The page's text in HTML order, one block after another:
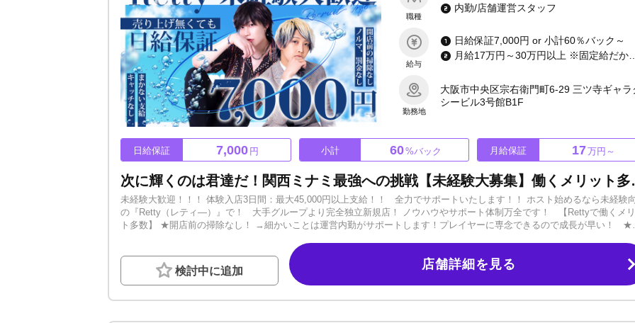
職種
内勤/店舗運営スタッフ
給与
日給保証7,000円 or 小計60％バック～
月給17万円～30万円
勤務地
大阪市中央区宗右衛門町6-29 三ツ寺ギャラ
シービル3号館B1F
日給保証 7,000 円 小計 60%バック 月給保証 17万円～
次に輝くのは君達だ
未経験大歓迎！！！ 体験入店3日間：最大45,000円以上支給！！ 全力でサポートいたします！！ ホスト始めるなら未経験
の『Retty（レティ―）』で！ 大手グループより完全独立新規店！ ノウハウやサポート体制万全です！ 【Rettyで働くメ
ト多数】 ★開店前の掃除なし！ →細かいことは運営内勤がサポートします！プレイヤーに専念できるので成長が早い！ ★
当）を支給しています！食費が浮くので新人キャストの助けになると思います。 ★週休2日制・営業時間5時間 →無理のな
働き方で、仕事もプライベートも充実！ ★売り上げ無くても日給保証7,000円 →ご新規のお客様に全員つけますので、保証
頼らなくてもしっかり稼げるようになります。 その他待遇色々！ 未経験で入店しても、必ず成長を感じられるようなきち
した教育体制のあるお店です。 体験入店随時募集中！！ 3日間でお店の雰囲気を確かめてみてください。 まずはご質問や
相談からでもOK！ ご応募お待ちしております！！
検討中に追加 店舗詳細を見る